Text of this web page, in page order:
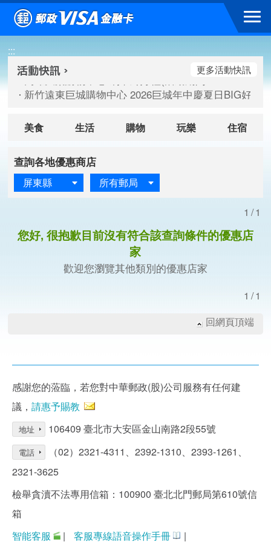
跳到主要內容區塊
:::
高雄大樂購物中心 刷卡郵好禮(活動期間：115/08/07-
臺北三創生活 有點東西第2波 刷卡郵好禮(活動期間：
高雄大樂購物中心 刷卡郵好禮(活動期間：115/08/07-
新竹遠東巨城購物中心 2026巨城年中慶夏日BIG好刷(
更多活動快訊
美食 生活 購物 玩樂 住宿
查詢各地優惠商店
屏東縣 所有郵局
1/1
您好, 很抱歉目前沒有符合該查詢條件的優惠店
家
歡迎您瀏覽其他類別的優惠店家
1/1
回網頁頂端
感謝您的蒞臨，若您對中華郵政(股)公司服務有任何建
議， 請惠予賜教
地址 106409 臺北市大安區金山南路2段55號
電話
（02）2321-4311、2392-1310、2393-1261、
2321-3625
檢舉貪瀆不法專用信箱：100900 臺北北門郵局第610號信
箱
智能客服
| 客服專線語音操作手冊 |